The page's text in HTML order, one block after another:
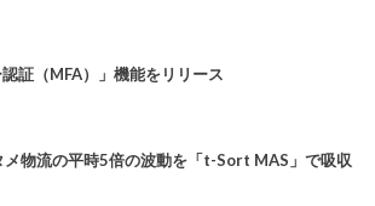
証（MFA）」機能をリリース
物流の平時5倍の波動を「t-Sort MAS」で吸収